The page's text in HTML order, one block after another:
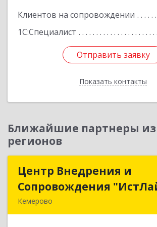
Клиентов на сопровождении
1С:Специалист
Отправить заявку
Показать контакты
Отправить заявку
Назад
Ближайшие партнеры из
регионов
Центр Внедрения и
Сопровождения
Кемерово
Центр
Сопровождения